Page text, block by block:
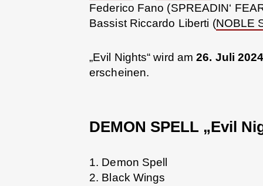
Federico Fano (SPREADIN‘
Bassist Riccardo Liberti (NOBLE
„Evil Nights“ wird am26. Juli
erscheinen.
DEMON SPELL „Evil
1. Demon Spell
2. Black Wings